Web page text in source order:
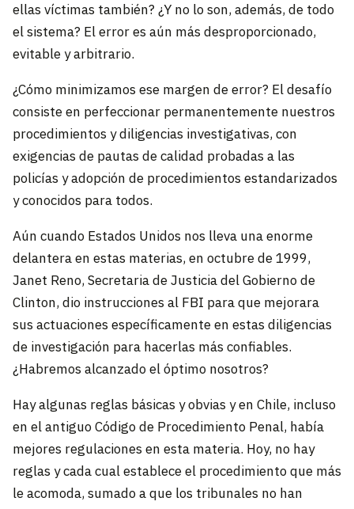
ellas víctimas también? ¿Y no lo son, además, de todo
el sistema? El error es aún más desproporcionado,
evitable y arbitrario.
¿Cómo minimizamos ese margen de error? El desafío
consiste en perfeccionar permanentemente nuestros
procedimientos y diligencias investigativas, con
exigencias de pautas de calidad probadas a las
policías y adopción de procedimientos estandarizados
y conocidos para todos.
Aún cuando Estados Unidos nos lleva una enorme
delantera en estas materias, en octubre de 1999,
Janet Reno, Secretaria de Justicia del Gobierno de
Clinton, dio instrucciones al FBI para que mejorara
sus actuaciones específicamente en estas diligencias
de investigación para hacerlas más confiables.
¿Habremos alcanzado el óptimo nosotros?
Hay algunas reglas básicas y obvias y en Chile, incluso
en el antiguo Código de Procedimiento Penal, había
mejores regulaciones en esta materia. Hoy, no hay
reglas y cada cual establece el procedimiento que más
le acomoda, sumado a que los tribunales no han